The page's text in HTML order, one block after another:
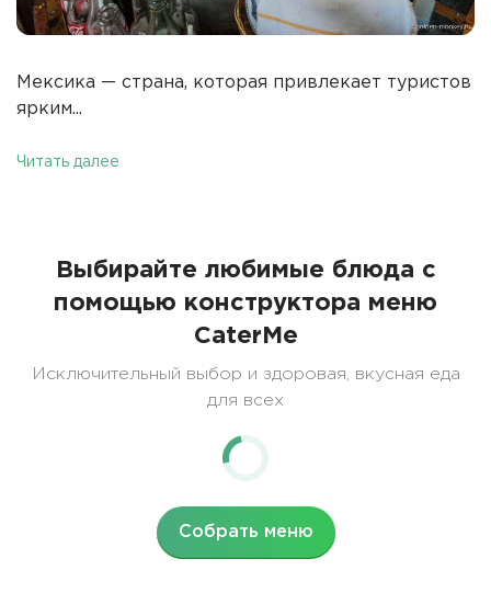
Мексика — страна, которая привлекает туристов
ярким...
Читать далее
Выбирайте любимые блюда с
помощью конструктора меню
CaterMe
Исключительный выбор и здоровая, вкусная еда
для всех
Собрать меню